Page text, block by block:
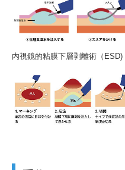
内視鏡的粘膜下層剥離術（ESD)